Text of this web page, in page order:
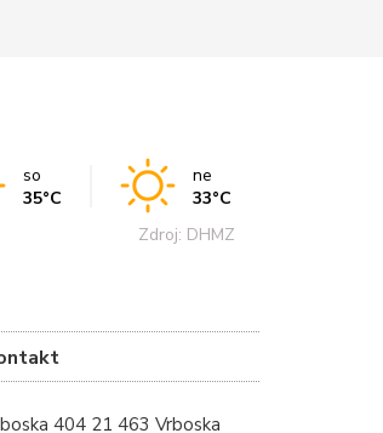
so
35°C
ne
33°C
Zdroj: DHMZ
404 21 463 Vrboska